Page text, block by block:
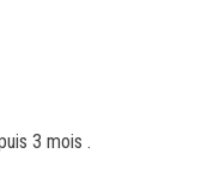
3 mois .